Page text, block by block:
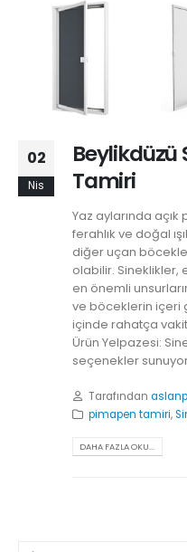
02
Nis
Beylikdüzü
Tamiri
Yaz aylarında
ferahlık ve doğal
diğer uçan
olabilir. Sineklikler,
en önemli
ve böceklerin içeri
içinde rahatça
Ürün Yelpazesi:
seçenekler
Tarafından
pimapen tamiri,
DAHA FAZLA OKU...